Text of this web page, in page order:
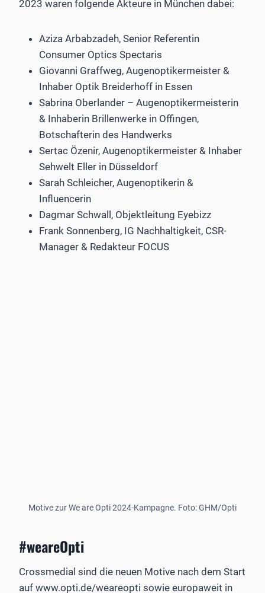
2023 waren folgende Akteure in München dabei:
Aziza Arbabzadeh, Senior Referentin
Consumer Optics Spectaris
Giovanni Graffweg, Augenoptikermeister &
Inhaber Optik Breiderhoff in Essen
Sabrina Oberlander – Augenoptikermeisterin
& Inhaberin Brillenwerke in Offingen,
Botschafterin des Handwerks
Sertac Özenir, Augenoptikermeister & Inhaber
Sehwelt Eller in Düsseldorf
Sarah Schleicher, Augenoptikerin &
Influencerin
Dagmar Schwall, Objektleitung Eyebizz
Frank Sonnenberg, IG Nachhaltigkeit, CSR-
Manager & Redakteur FOCUS
Motive zur We are Opti 2024-Kampagne. Foto: GHM/Opti
#weareOpti
Crossmedial sind die neuen Motive nach dem Start
auf www.opti.de/weareopti sowie europaweit in